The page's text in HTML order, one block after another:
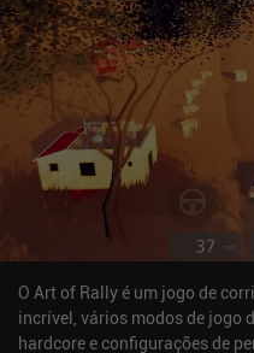
O Art of Rally é um jogo de
incrível, vários modos de jogo
hardcore e configurações de